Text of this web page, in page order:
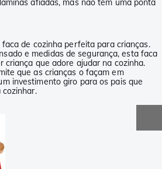
afiadas, mas não têm uma ponta
de cozinha perfeita para crianças.
e medidas de segurança, esta faca
criança que adore ajudar na cozinha.
que as crianças o façam em
investimento giro para os pais que